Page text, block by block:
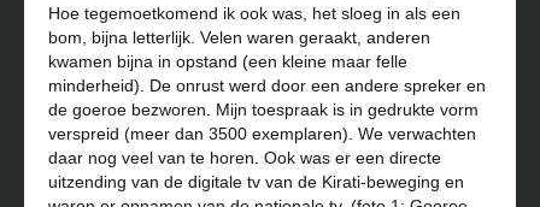
Hoe tegemoetkomend ik ook was, het sloeg in als een
bom, bijna letterlijk. Velen waren geraakt, anderen
kwamen bijna in opstand (een kleine maar felle
minderheid). De onrust werd door een andere spreker en
de goeroe bezworen. Mijn toespraak is in gedrukte vorm
verspreid (meer dan 3500 exemplaren). We verwachten
daar nog veel van te horen. Ook was er een directe
uitzending van de digitale tv van de Kirati-beweging en